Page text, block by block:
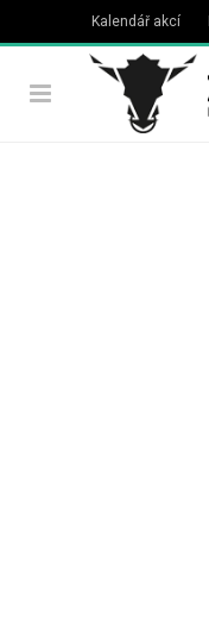
Kalendář akcí